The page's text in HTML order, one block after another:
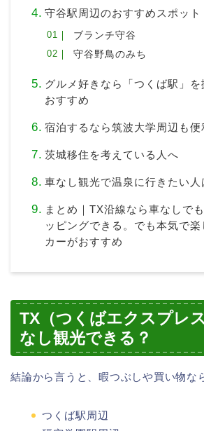
守谷駅周辺のおすすめスポット
ブランチ守谷
守谷野鳥のみち
グルメ好きなら「つくば駅」
おすすめ
宿泊するなら筑波大学周辺も便
茨城移住を考えている人へ
車なし観光で温泉に行きたい人
まとめ｜TX沿線なら車なしで
ッピングできる。でも本気で楽
カーがおすすめ
TX（つくばエクスプレ
なし観光できる？
結論から言うと、暇つぶしや買い物な
つくば駅周辺